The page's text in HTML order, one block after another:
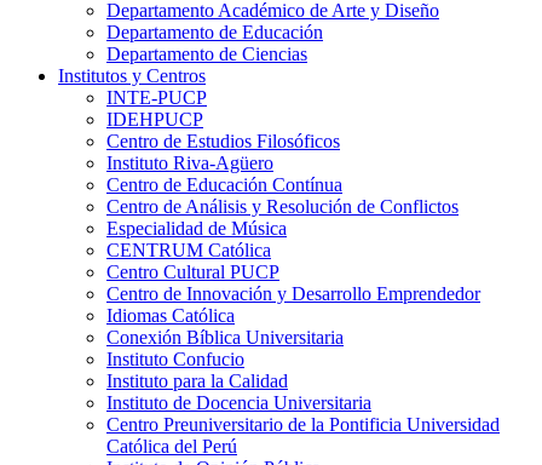
Departamento Académico de Arte y Diseño
Departamento de Educación
Departamento de Ciencias
Institutos y Centros
INTE-PUCP
IDEHPUCP
Centro de Estudios Filosóficos
Instituto Riva-Agüero
Centro de Educación Contínua
Centro de Análisis y Resolución de Conflictos
Especialidad de Música
CENTRUM Católica
Centro Cultural PUCP
Centro de Innovación y Desarrollo Emprendedor
Idiomas Católica
Conexión Bíblica Universitaria
Instituto Confucio
Instituto para la Calidad
Instituto de Docencia Universitaria
Centro Preuniversitario de la Pontificia Universidad
Católica del Perú